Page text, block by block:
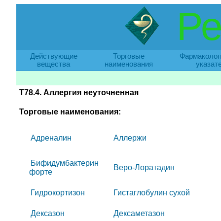
Действующие
вещества
Торговые
наименования
T78.4. Аллергия неуточненная
Торговые наименования:
Адреналин Аллержи
Бифидумбактерин
форте
Веро-Лоратадин
Гидрокортизон Гистаглобулин сухой
Дексазон Дексаметазон